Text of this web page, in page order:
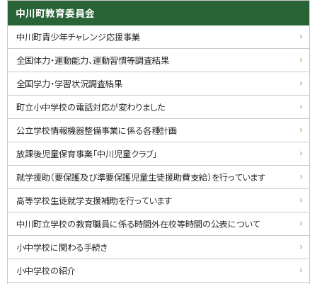
サ
イ
ド
メ
ニ
ュ
ー
中川町教育委員会
中川町青少年チャレンジ応援事業
全国体力・運動能力、運動習慣等調査結果
全国学力・学習状況調査結果
町立小中学校の電話対応が変わりました
公立学校情報機器整備事業に係る各種計画
放課後児童保育事業「中川児童クラブ」
就学援助（要保護及び準要保護児童生徒援助費支給）を行っています
高等学校生徒就学支援補助を行っています
中川町立学校の教育職員に係る時間外在校等時間の公表について
小中学校に関わる手続き
小中学校の紹介